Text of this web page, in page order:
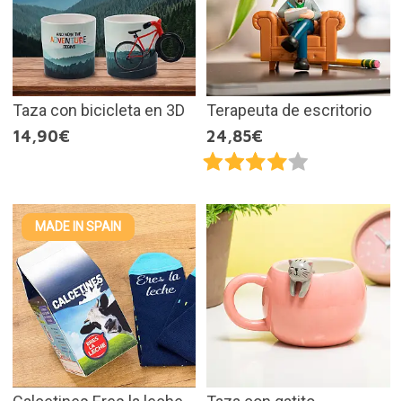
Taza con bicicleta en 3D
14,90€
Terapeuta de escritorio
24,85€
MADE IN SPAIN